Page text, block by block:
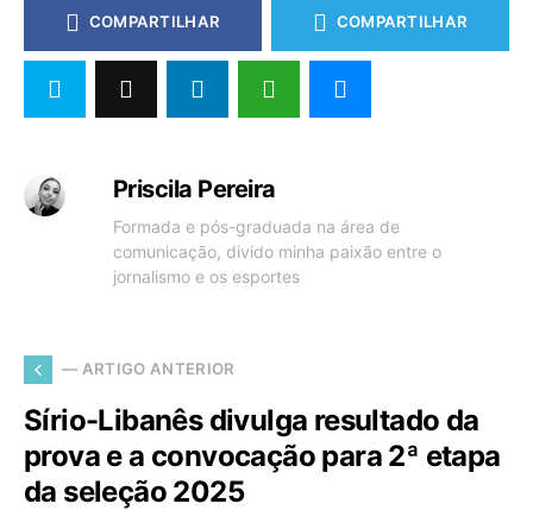
COMPARTILHAR COMPARTILHAR
Priscila Pereira
Formada e pós-graduada na área de
comunicação, divido minha paixão entre o
jornalismo e os esportes
— ARTIGO ANTERIOR
Sírio-Libanês divulga resultado da
prova e a convocação para 2ª etapa
da seleção 2025